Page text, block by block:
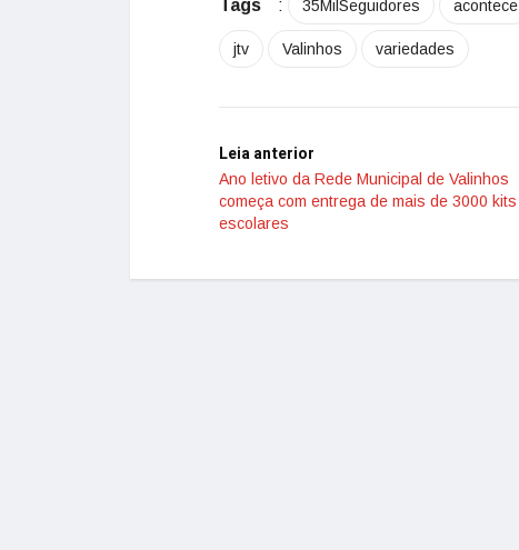
Tags : 35MilSeguidores acontece
jtv Valinhos variedades
Leia anterior
Ano letivo da Rede Municipal de Valinhos
começa com entrega de mais de 3000 kits
escolares